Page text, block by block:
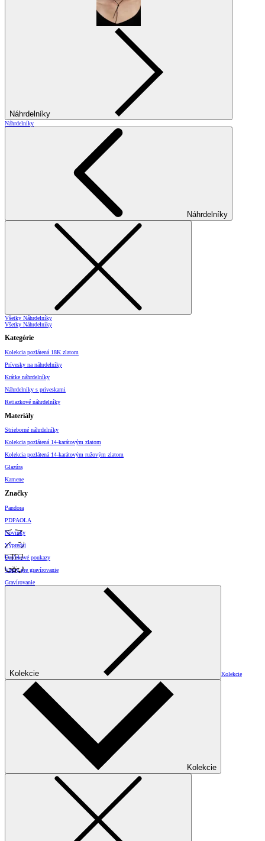
Náhrdelníky
Náhrdelníky
Náhrdelníky
Všetky Náhrdelníky
Všetky Náhrdelníky
Kategórie
Kolekcia pozlátená 18K zlatom
Prívesky na náhrdelníky
Krátke náhrdelníky
Náhrdelníky s príveskami
Retiazkové náhrdelníky
Materiály
Strieborné náhrdelníky
Kolekcia pozlátená 14-karátovým zlatom
Kolekcia pozlátená 14-karátovým ružovým zlatom
Glazúra
Kamene
Značky
Pandora
PDPAOLA
Novinky
Výpredaj
Darčekové poukazy
Vzory pre gravírovanie
Gravírovanie
Kolekcie Kolekcie
Kolekcie